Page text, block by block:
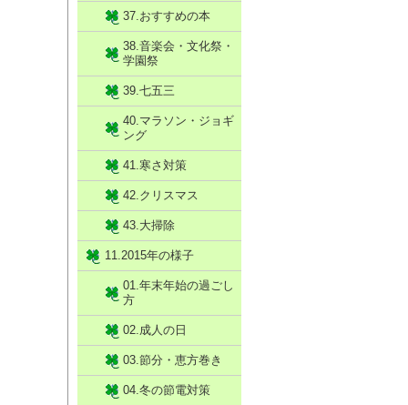
37.おすすめの本
38.音楽会・文化祭・
学園祭
39.七五三
40.マラソン・ジョギ
ング
41.寒さ対策
42.クリスマス
43.大掃除
11.2015年の様子
01.年末年始の過ごし
方
02.成人の日
03.節分・恵方巻き
04.冬の節電対策